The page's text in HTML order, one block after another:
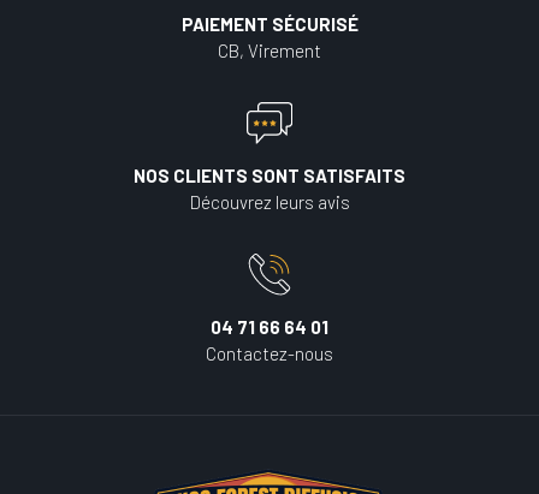
PAIEMENT SÉCURISÉ
CB, Virement
NOS CLIENTS SONT SATISFAITS
Découvrez leurs avis
04 71 66 64 01
Contactez-nous